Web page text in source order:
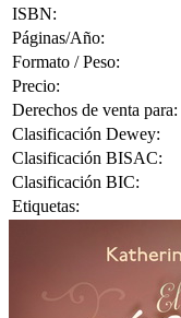
ISBN:
Páginas/Año:
Formato / Peso:
Precio:
Derechos de venta para:
Clasificación Dewey:
Clasificación BISAC:
Clasificación BIC:
Etiquetas: